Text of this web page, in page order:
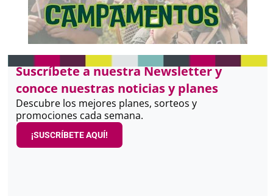
Suscríbete a nuestra Newsletter y
conoce nuestras noticias y planes
Descubre los mejores planes, sorteos y
promociones cada semana.
¡SUSCRÍBETE AQUÍ!